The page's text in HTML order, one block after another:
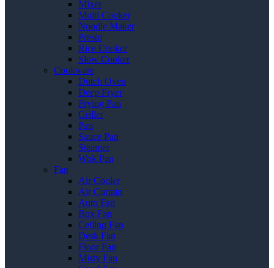
Mixer
Multi Cooker
Noodle Maker
Presto
Rice Cooker
Slow Cooker
Cookware
Dutch Oven
Deep Fryer
Frying Pan
Griller
Pan
Sauce Pan
Steamer
Wok Pan
Fan
Air Cooler
Air Curtain
Auto Fan
Box Fan
Ceiling Fan
Desk Fan
Floor Fan
Misty Fan